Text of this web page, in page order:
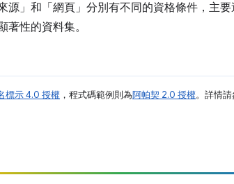
源」 和「網頁」 分別有不同的資格條件，主
性的資料集。
標示 4.0 授權 ，程式碼範例則為阿帕契 2.0 授權。詳情